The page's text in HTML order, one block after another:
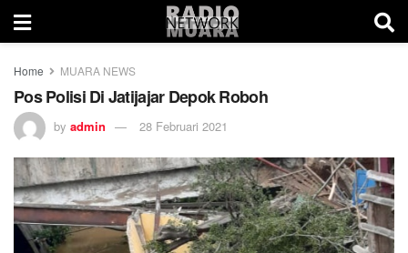
Home MUARA NEWS
Pos Polisi Di Jatijajar Depok Roboh
by admin 28 Februari 2021